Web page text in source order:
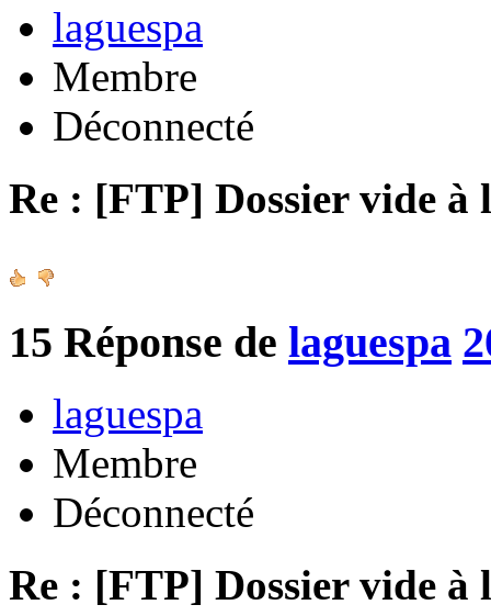
laguespa
Membre
Déconnecté
Re : [FTP] Dossier vide à
15 Réponse de laguespa
laguespa
Membre
Déconnecté
Re : [FTP] Dossier vide à